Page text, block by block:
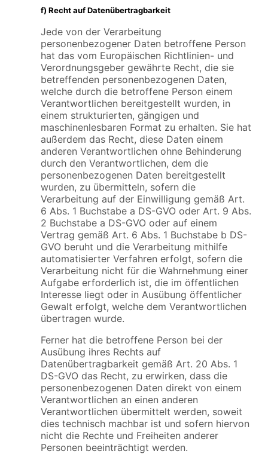
f) Recht auf Datenübertragbarkeit
Jede von der Verarbeitung
personenbezogener Daten betroffene Person
hat das vom Europäischen Richtlinien- und
Verordnungsgeber gewährte Recht, die sie
betreffenden personenbezogenen Daten,
welche durch die betroffene Person einem
Verantwortlichen bereitgestellt wurden, in
einem strukturierten, gängigen und
maschinenlesbaren Format zu erhalten. Sie hat
außerdem das Recht, diese Daten einem
anderen Verantwortlichen ohne Behinderung
durch den Verantwortlichen, dem die
personenbezogenen Daten bereitgestellt
wurden, zu übermitteln, sofern die
Verarbeitung auf der Einwilligung gemäß Art.
6 Abs. 1 Buchstabe a DS-GVO oder Art. 9 Abs.
2 Buchstabe a DS-GVO oder auf einem
Vertrag gemäß Art. 6 Abs. 1 Buchstabe b DS-
GVO beruht und die Verarbeitung mithilfe
automatisierter Verfahren erfolgt, sofern die
Verarbeitung nicht für die Wahrnehmung einer
Aufgabe erforderlich ist, die im öffentlichen
Interesse liegt oder in Ausübung öffentlicher
Gewalt erfolgt, welche dem Verantwortlichen
übertragen wurde.
Ferner hat die betroffene Person bei der
Ausübung ihres Rechts auf
Datenübertragbarkeit gemäß Art. 20 Abs. 1
DS-GVO das Recht, zu erwirken, dass die
personenbezogenen Daten direkt von einem
Verantwortlichen an einen anderen
Verantwortlichen übermittelt werden, soweit
dies technisch machbar ist und sofern hiervon
nicht die Rechte und Freiheiten anderer
Personen beeinträchtigt werden.